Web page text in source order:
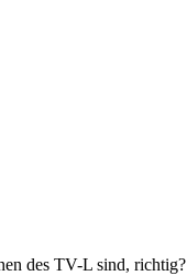
des TV-L sind, richtig?